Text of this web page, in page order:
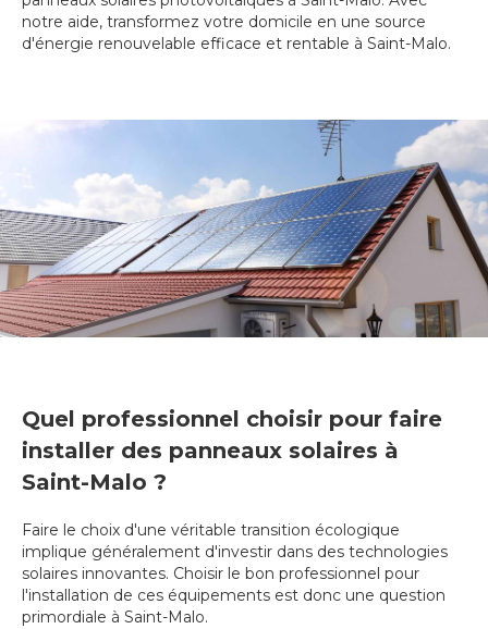
notre aide, transformez votre domicile en une source
d'énergie renouvelable efficace et rentable à Saint-Malo.
Quel professionnel choisir pour faire
installer des panneaux solaires à
Saint-Malo ?
Faire le choix d'une véritable transition écologique
implique généralement d'investir dans des technologies
solaires innovantes. Choisir le bon professionnel pour
l'installation de ces équipements est donc une question
primordiale à Saint-Malo.